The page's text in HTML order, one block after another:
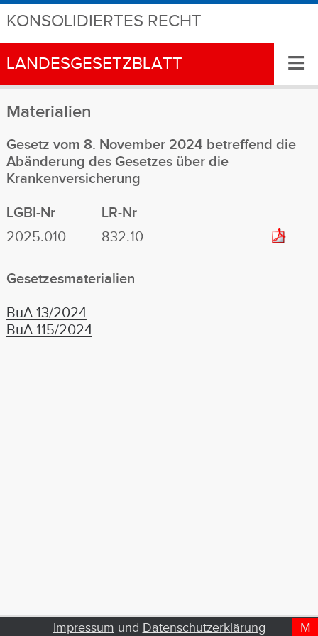
KONSOLIDIERTES RECHT
LANDESGESETZBLATT ≡
Materialien
Gesetz vom 8. November 2024 betreffend die
Abänderung des Gesetzes über die
Krankenversicherung
LGBl-Nr
LR-Nr
2025.010
832.10
Gesetzesmaterialien
BuA 13/2024
BuA 115/2024
D
T
M
Impressum und Datenschutzerklärung